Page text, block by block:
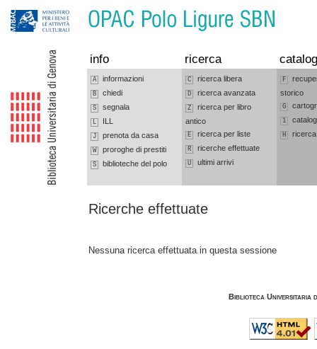
info ricerca
A informazioni
B chiedi
S segnala
L ILL
J prenota da casa
W proroghe di prestiti
S biblioteche del polo
C ricerca libera
D ricerca avanzata
Z
ricerca per libro
antico
E ricerca per liste
R ricerche effettuate
U ultimi arrivi
F
storico
G
1
H ricerca
Ricerche effettuate
Nessuna ricerca effettuata in questa sessione
Biblioteca Universitaria